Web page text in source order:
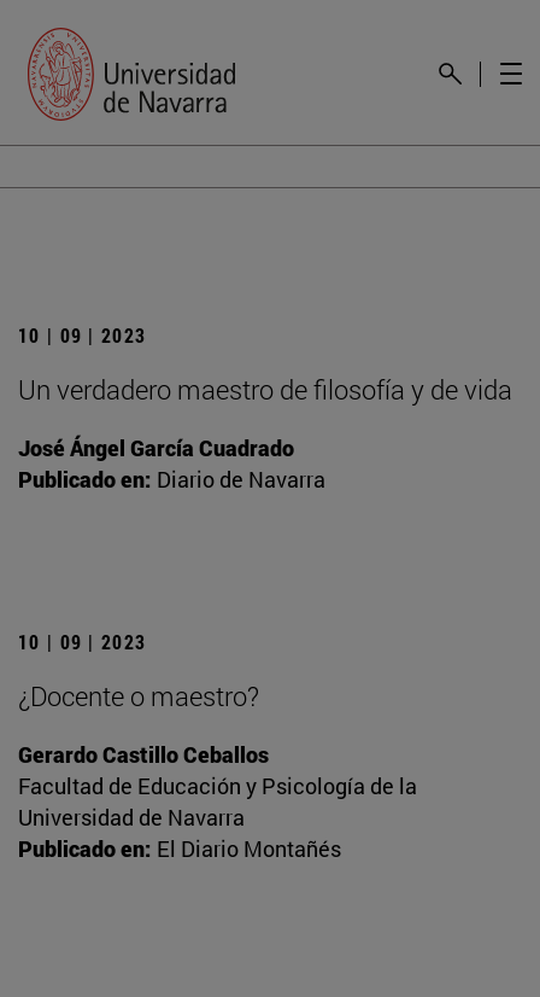
10 | 09 | 2023
Un verdadero maestro de filosofía y de vida
José Ángel García Cuadrado
Publicado en: Diario de Navarra
10 | 09 | 2023
¿Docente o maestro?
Gerardo Castillo Ceballos
Facultad de Educación y Psicología de la
Universidad de Navarra
Publicado en: El Diario Montañés